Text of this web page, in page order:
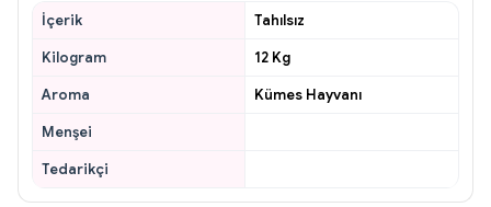
İçerik
Tahılsız
Kilogram
12 Kg
Aroma
Kümes Hayvanı
Menşei
Tedarikçi